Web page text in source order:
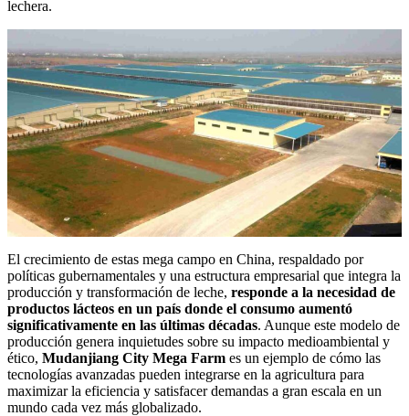
lechera.
El crecimiento de estas mega campo en China, respaldado por
políticas gubernamentales y una estructura empresarial que integra la
producción y transformación de leche, responde a la necesidad de
productos lácteos en un país donde el consumo aumentó
significativamente en las últimas décadas. Aunque este modelo de
producción genera inquietudes sobre su impacto medioambiental y
ético, Mudanjiang City Mega Farm es un ejemplo de cómo las
tecnologías avanzadas pueden integrarse en la agricultura para
maximizar la eficiencia y satisfacer demandas a gran escala en un
mundo cada vez más globalizado.